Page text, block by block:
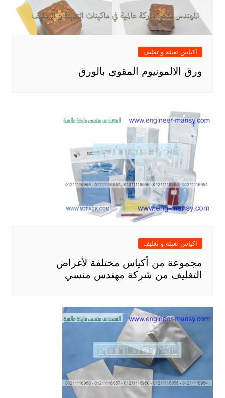
اكياس تعبئة و تغليف
ورق الالمونيوم المقوي بالورق
اكياس تعبئة و تغليف
مجموعة من أكياس مختلفة لأغراض
التغليف من شركة مهندس منسي